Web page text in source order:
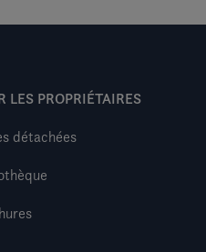
LES PROPRIÉTAIRES
détachées